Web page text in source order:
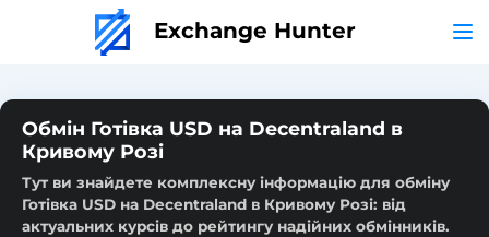
Exchange Hunter
Обмін Готівка USD на Decentraland в
Кривому Розі
Тут ви знайдете комплексну інформацію для обміну
Готівка USD на Decentraland в Кривому Розі: від
актуальних курсів до рейтингу надійних обмінників.